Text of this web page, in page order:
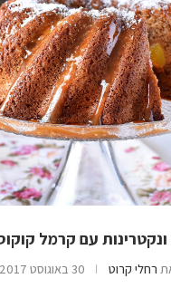
עם קרמל
רחלי קרוט 30 באוגוסט 2017